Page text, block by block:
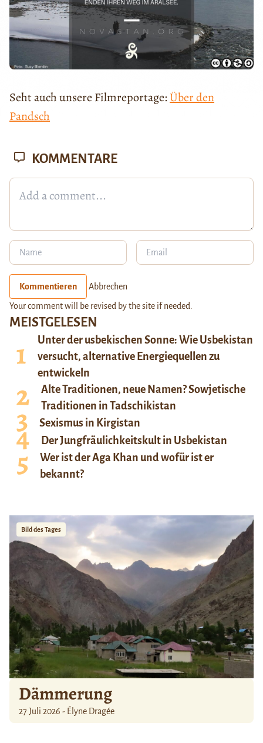
Seht auch unsere Filmreportage:Über den
Pandsch
MEISTGELESEN
Unter der usbekischen Sonne: Wie Usbekistan
versucht, alternative Energiequellen zu
entwickeln
Alte Traditionen, neue Namen? Sowjetische
Traditionen in Tadschikistan
Sexismus in Kirgistan
Der Jungfräulichkeitskult in Usbekistan
Wer ist der Aga Khan und wofür ist er
bekannt?
Bild des Tages
Dämmerung
27 Juli 2026 - Élyne Dragée
KOMMENTARE
Kommentieren Abbrechen
Your comment will be revised by the site if needed.